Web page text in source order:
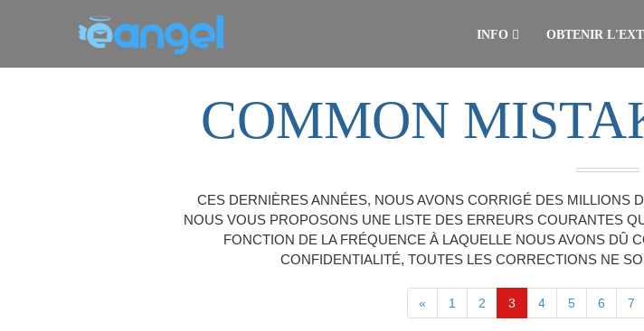
INFO OBTENIR
COMMON
CES DERNIÈRES ANNÉES, NOUS AVONS CORRIGÉ DES MILLIONS
NOUS VOUS PROPOSONS UNE LISTE DES ERREURS COURANTES
FONCTION DE LA FRÉQUENCE À LAQUELLE NOUS AVONS DÛ
CONFIDENTIALITÉ, TOUTES LES CORRECTIONS NE
« 1 2 3 4 5 6 7